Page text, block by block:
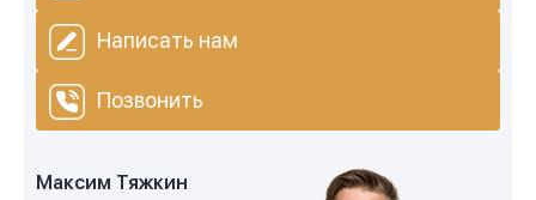
Написать нам
Позвонить
Максим Тяжкин